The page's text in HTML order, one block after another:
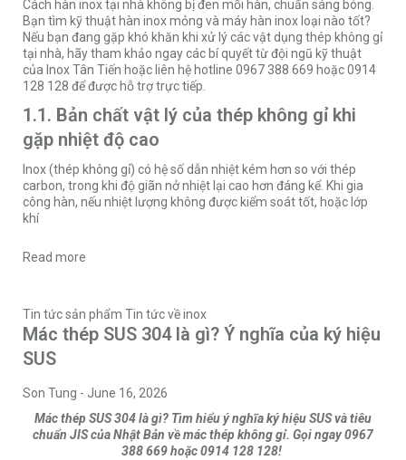
Cách hàn inox tại nhà không bị đen mối hàn, chuẩn sáng bóng.
Bạn tìm kỹ thuật hàn inox mỏng và máy hàn inox loại nào tốt?
Nếu bạn đang gặp khó khăn khi xử lý các vật dụng thép không gỉ
tại nhà, hãy tham khảo ngay các bí quyết từ đội ngũ kỹ thuật
của Inox Tân Tiến hoặc liên hệ hotline 0967 388 669 hoặc 0914
128 128 để được hỗ trợ trực tiếp.
1.1. Bản chất vật lý của thép không gỉ khi
gặp nhiệt độ cao
Inox (thép không gỉ) có hệ số dẫn nhiệt kém hơn so với thép
carbon, trong khi độ giãn nở nhiệt lại cao hơn đáng kể. Khi gia
công hàn, nếu nhiệt lượng không được kiểm soát tốt, hoặc lớp
khí
Read more
Tin tức sản phẩm Tin tức về inox
Mác thép SUS 304 là gì? Ý nghĩa của ký hiệu
SUS
Son Tung - June 16, 2026
Mác thép SUS 304 là gì? Tìm hiểu ý nghĩa ký hiệu SUS và tiêu
chuẩn JIS của Nhật Bản về mác thép không gỉ. Gọi ngay 0967
388 669 hoặc 0914 128 128!